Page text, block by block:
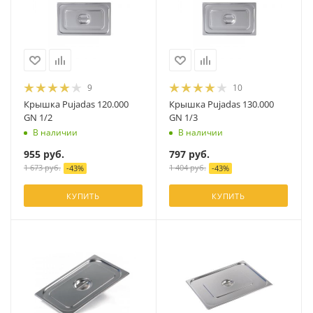
9
Крышка Pujadas 120.000
GN 1/2
В наличии
955 руб.
1 673руб. -43%
КУПИТЬ
10
Крышка Pujadas 130.000
GN 1/3
В наличии
797 руб.
1 404руб. -43%
КУПИТЬ